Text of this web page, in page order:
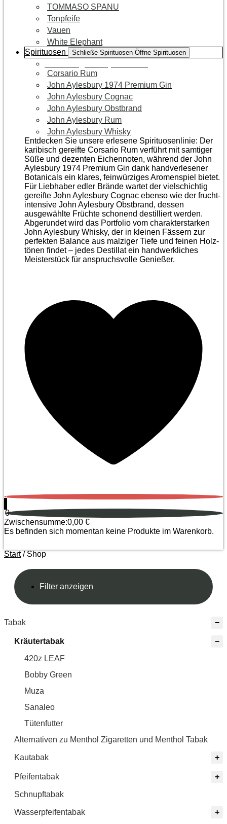
TOMMASO SPANU
Tonpfeife
Vauen
White Elephant
Spirituosen
Schließe Spirituosen Öffne Spirituosen
Corsario Rum
John Aylesbury 1974 Premium Gin
John Aylesbury Cognac
John Aylesbury Obstbrand
John Aylesbury Rum
John Aylesbury Whisky
Entdecken Sie unsere erlesene Spirituosenlinie: Der
karibisch gereifte Corsario Rum verführt mit samtiger
Süße und dezenten Eichen­noten, während der John
Aylesbury 1974 Premium Gin dank handverlesener
Botanicals ein klares, feinwürziges Aromenspiel bietet.
Für Liebhaber edler Brände wartet der vielschichtig
gereifte John Aylesbury Cognac ebenso wie der frucht­
intensive John Aylesbury Obstbrand, dessen
ausgewählte Früchte schonend destilliert werden.
Abgerundet wird das Portfolio vom charakterstarken
John Aylesbury Whisky, der in kleinen Fässern zur
perfekten Balance aus malziger Tiefe und feinen Holz­
tönen findet – jedes Destillat ein handwerkliches
Meister­stück für anspruchsvolle Genießer.
0
0
Zwischensumme:0,00 €
Es befinden sich momentan keine Produkte im Warenkorb.
Start/ Shop
Filter anzeigen
Tabak
Kräutertabak
420z LEAF
Bobby Green
Muza
Sanaleo
Tütenfutter
Alternativen zu Menthol Zigaretten und Menthol Tabak
Kautabak
Pfeifentabak
Schnupftabak
Wasserpfeifentabak